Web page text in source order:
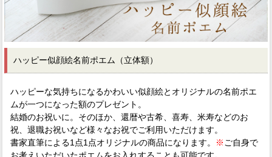
ハッピー似顔絵名前ポエム（立体額）
ハッピーな気持ちになるかわいい似顔絵とオリジナルの名前ポエ
ムが一つになった額のプレゼント。
結婚のお祝いに。そのほか、還暦や古希、喜寿、米寿などのお
祝、退職お祝いなど様々なお祝でご利用いただけます。
書家直筆による1点1点オリジナルの商品になります。
※ご自身で